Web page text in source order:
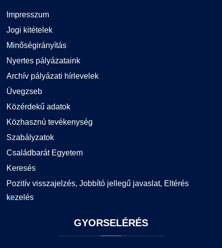
Impresszum
Jogi kitételek
Minőségirányítás
Nyertes pályázataink
Archív pályázati hírlevelek
Üvegzseb
Közérdekű adatok
Közhasznú tevékenység
Szabályzatok
Családbarát Egyetem
Keresés
Pozitív visszajelzés, Jobbító jellegű javaslat, Eltérés
kezelés
GYORSELÉRÉS